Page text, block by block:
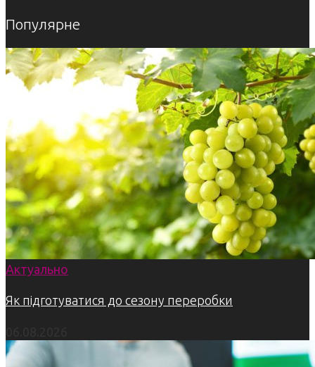
Популярне
Актуально
Як підготуватися до сезону переробки